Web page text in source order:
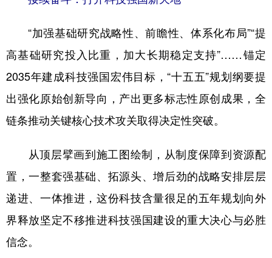
“加强基础研究战略性、前瞻性、体系化布局”“提
高基础研究投入比重，加大长期稳定支持”……锚定
2035年建成科技强国宏伟目标，“十五五”规划纲要提
出强化原始创新导向，产出更多标志性原创成果，全
链条推动关键核心技术攻关取得决定性突破。
从顶层擘画到施工图绘制，从制度保障到资源配
置，一整套强基础、拓源头、增后劲的战略安排层层
递进、一体推进，这份科技含量很足的五年规划向外
界释放坚定不移推进科技强国建设的重大决心与必胜
信念。